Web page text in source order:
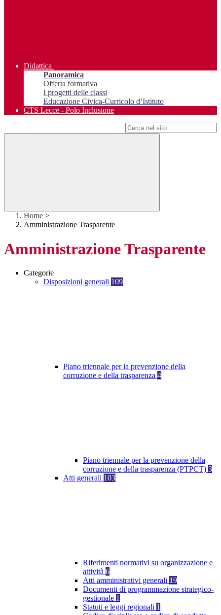
Didattica
Panoramica
Offerta formativa
I progetti delle classi
Educazione Civica-Curricolo d’Istituto
CTS Lecce - Polo Inclusione
Home >
Amministrazione Trasparente
Amministrazione Trasparente
Categorie
Disposizioni generali 109
Piano triennale per la prevenzione della
corruzione e della trasparenza 4
Piano triennale per la prevenzione della
corruzione e della trasparenza (PTPCT) 3
Atti generali 103
Riferimenti normativi su organizzazione e
attività 6
Atti amministrativi generali 19
Documenti di programmazione strategico-
gestionale 1
Statuti e leggi regionali 1